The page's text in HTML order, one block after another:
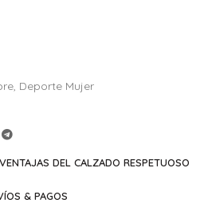
, Deporte Mujer
VENTAJAS DEL CALZADO RESPETUOSO
& PAGOS